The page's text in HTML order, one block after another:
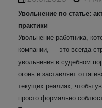
Увольнение по статье:
практики
Увольнение работника,
компании, — это всегда
увольнения в судебном
огонь и заставляет
текущих реалиях, чтобы
просто формально